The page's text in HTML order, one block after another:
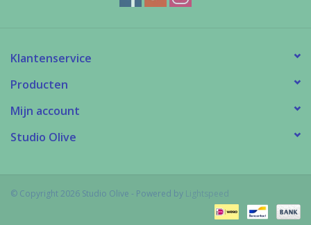
Klantenservice
Producten
Mijn account
Studio Olive
© Copyright 2026 Studio Olive - Powered by Lightspeed